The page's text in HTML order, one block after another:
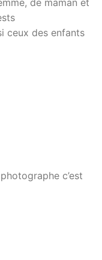
ceux des enfants
c’est